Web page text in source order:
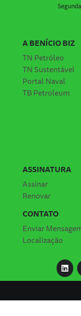
A BENÍCIO BIZ
TN Petróleo
TN Sustentável
Portal Naval
TB Petroleum
ASSINATURA
Assinar
Renovar
CONTATO
Enviar
Localização